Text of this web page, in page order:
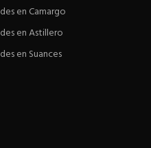
en Camargo
en Astillero
en Suances